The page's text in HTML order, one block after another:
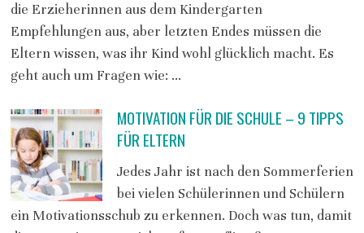
die Erzieherinnen aus dem Kindergarten
Empfehlungen aus, aber letzten Endes müssen die
Eltern wissen, was ihr Kind wohl glücklich macht. Es
geht auch um Fragen wie: …
MOTIVATION FÜR DIE SCHULE – 9 TIPPS
FÜR ELTERN
Jedes Jahr ist nach den Sommerferien
bei vielen Schülerinnen und Schülern
ein Motivationsschub zu erkennen. Doch was tun, damit